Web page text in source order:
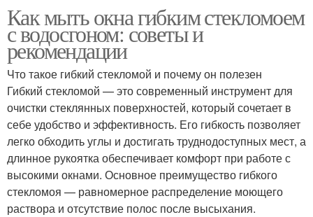
Как мыть окна гибким стекломоем
с водосгоном: советы и
рекомендации
Что такое гибкий стекломой и почему он полезен
Гибкий стекломой — это современный инструмент для
очистки стеклянных поверхностей, который сочетает в
себе удобство и эффективность. Его гибкость позволяет
легко обходить углы и достигать труднодоступных мест, а
длинное рукоятка обеспечивает комфорт при работе с
высокими окнами. Основное преимущество гибкого
стекломоя — равномерное распределение моющего
раствора и отсутствие полос после высыхания.